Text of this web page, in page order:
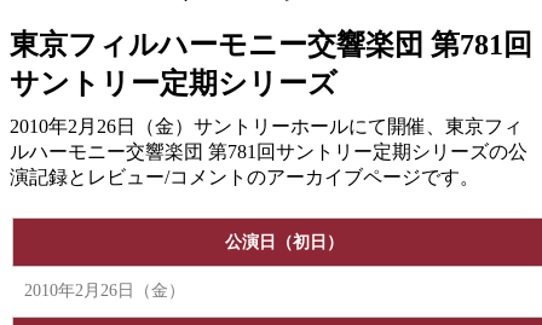
東京フィルハーモニー交響楽団 第781回
サントリー定期シリーズ
2010年2月26日（金）サントリーホールにて開催、東京フィ
ルハーモニー交響楽団 第781回サントリー定期シリーズの公
演記録とレビュー/コメントのアーカイブページです。
公演日（初日）
2010年2月26日（金）